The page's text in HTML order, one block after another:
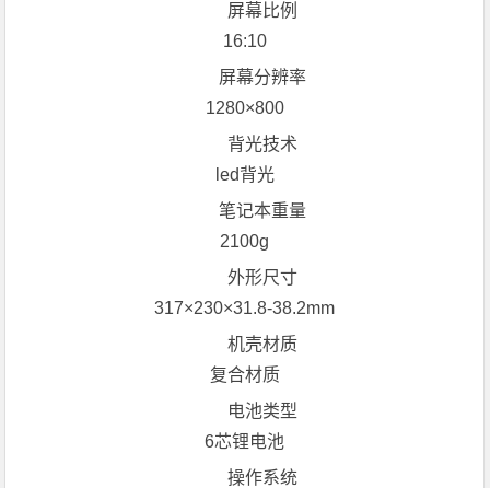
屏幕比例
16:10
屏幕分辨率
1280×800
背光技术
led背光
笔记本重量
2100g
外形尺寸
317×230×31.8-38.2mm
机壳材质
复合材质
电池类型
6芯锂电池
操作系统